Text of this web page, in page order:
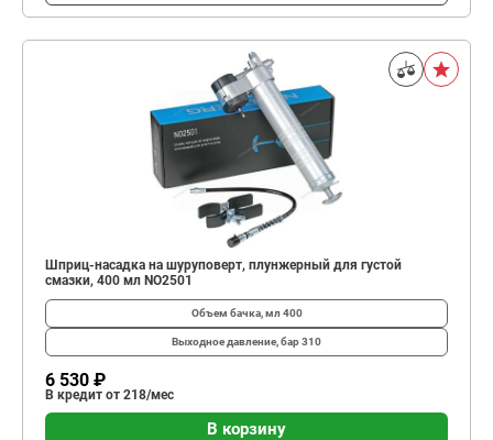
Шприц-насадка на шуруповерт, плунжерный для густой
смазки, 400 мл NO2501
Объем бачка, мл 400
Выходное давление, бар310
6 530 ₽
В кредит от 218/мес
В корзину